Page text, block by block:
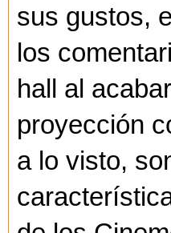
sus gustos,
los
hall al
proyección
a lo visto,